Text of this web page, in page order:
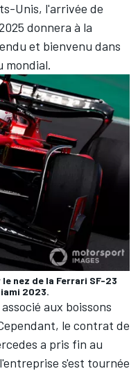
Unis, l'arrivée de
donnera à la
et bienvenu dans
mondial.
nez de la Ferrari SF-23
2023.
aux boissons
le contrat de
a pris fin au
s'est tournée